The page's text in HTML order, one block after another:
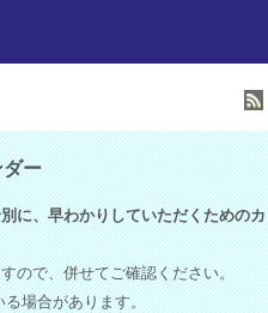
ー
に、早わかりしていただくためのカ
ので、併せてご確認ください。
場合があります。